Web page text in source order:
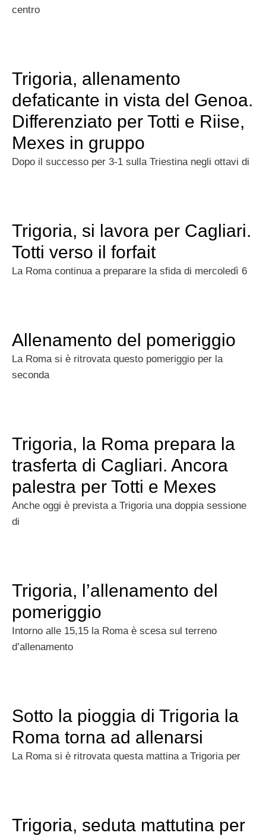
centro
Trigoria, allenamento
defaticante in vista del Genoa.
Differenziato per Totti e Riise,
Mexes in gruppo
Dopo il successo per 3-1 sulla Triestina negli ottavi di
Trigoria, si lavora per Cagliari.
Totti verso il forfait
La Roma continua a preparare la sfida di mercoledì 6
Allenamento del pomeriggio
La Roma si è ritrovata questo pomeriggio per la
seconda
Trigoria, la Roma prepara la
trasferta di Cagliari. Ancora
palestra per Totti e Mexes
Anche oggi è prevista a Trigoria una doppia sessione
di
Trigoria, l’allenamento del
pomeriggio
Intorno alle 15,15 la Roma è scesa sul terreno
d’allenamento
Sotto la pioggia di Trigoria la
Roma torna ad allenarsi
La Roma si è ritrovata questa mattina a Trigoria per
Trigoria, seduta mattutina per